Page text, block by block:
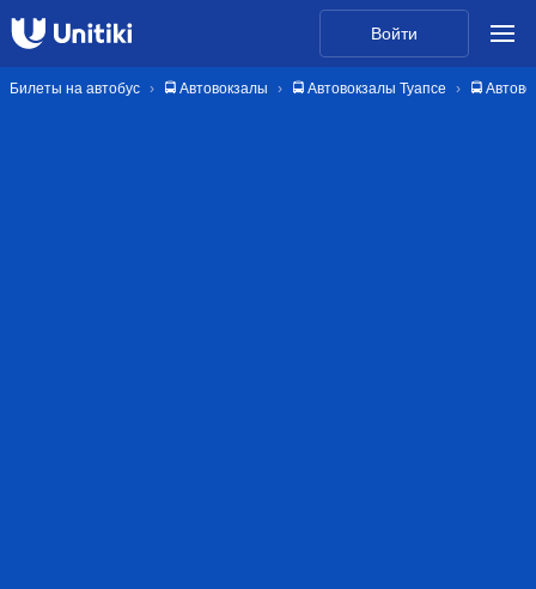
Войти
Билеты на автобус 🚍 Автовокзалы 🚍 Автовокзалы Туапсе 🚍